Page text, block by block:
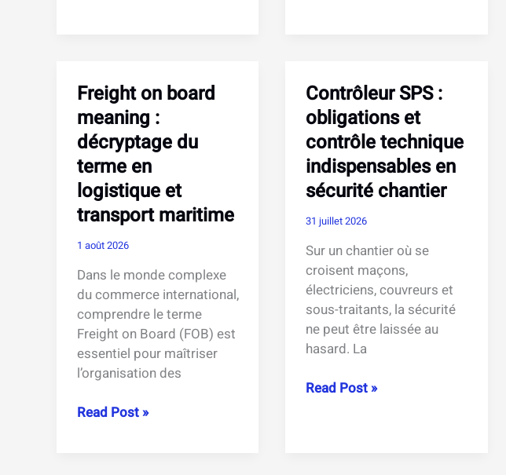
de
l’architecte
du
terminal
Shein
Freight on board
meaning :
décryptage du
terme en
logistique et
transport maritime
1 août 2026
Dans le monde complexe
du commerce international,
comprendre le terme
Freight on Board (FOB) est
essentiel pour maîtriser
l’organisation des
Freight
Read Post »
Contrôleur SPS :
obligations et
contrôle technique
indispensables en
sécurité chantier
31 juillet 2026
Sur un chantier où se
croisent maçons,
électriciens, couvreurs et
sous-traitants, la sécurité
ne peut être laissée au
hasard. La
Contrôleur
Read Post »